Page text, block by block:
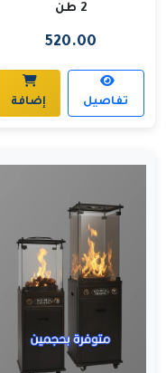
2 طن
520.00
تفاصيل إضافة